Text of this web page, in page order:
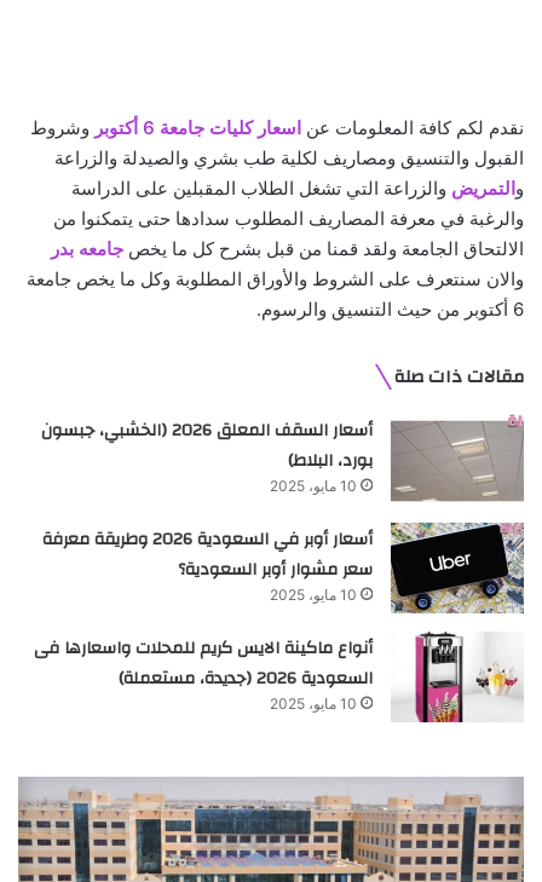
نقدم لكم كافة المعلومات عن اسعار كليات جامعة 6 أكتوبر
وشروط
القبول والتنسيق ومصاريف لكلية طب بشري والصيدلة والزراعة
والتمريض والزراعة التي تشغل الطلاب المقبلين على الدراسة
والرغبة في معرفة المصاريف المطلوب سدادها حتى يتمكنوا من
الالتحاق الجامعة ولقد قمنا من قبل بشرح كل ما يخص جامعه بدر
والان سنتعرف على الشروط والأوراق المطلوبة وكل ما يخص جامعة
6 أكتوبر من حيث التنسيق والرسوم.
مقالات ذات صلة
أسعار السقف المعلق 2026 (الخشبي، جبسون
بورد، البلاط)
10 مايو، 2025
أسعار أوبر في السعودية 2026 وطريقة معرفة
سعر مشوار أوبر السعودية؟
10 مايو، 2025
أنواع ماكينة الايس كريم للمحلات واسعارها فى
السعودية 2026 (جديدة، مستعملة)
10 مايو، 2025